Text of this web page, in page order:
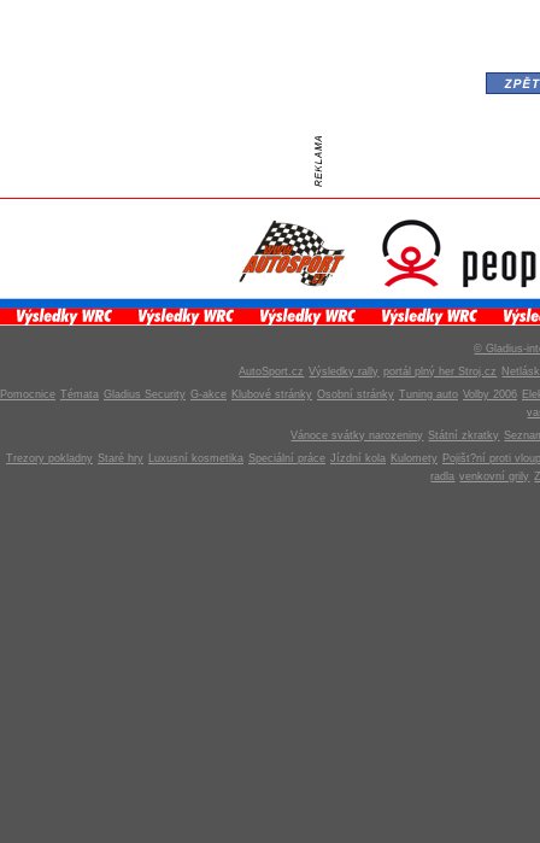
© Gladius-
AutoSport.cz Výsledky rally portál plný her Stroj.cz
Pomocnice Témata Gladius Security G-akce Klubové stránky Osobní stránky Tuning auto Volby 2006
Vánoce svátky narozeniny Státní zkratky
Trezory pokladny Staré hry Luxusní kosmetika Speciální práce Jízdní kola Kulomety
Pojišt?ní proti
radla venkovní grily